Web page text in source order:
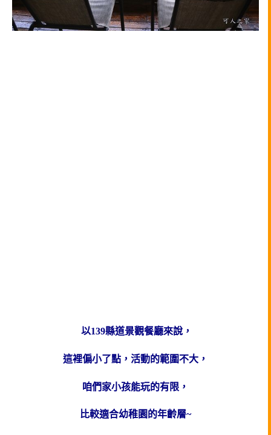
以139縣道景觀餐廳來說，
這裡偏小了點，活動的範圍不大，
咱們家小孩能玩的有限，
比較適合幼稚園的年齡層~